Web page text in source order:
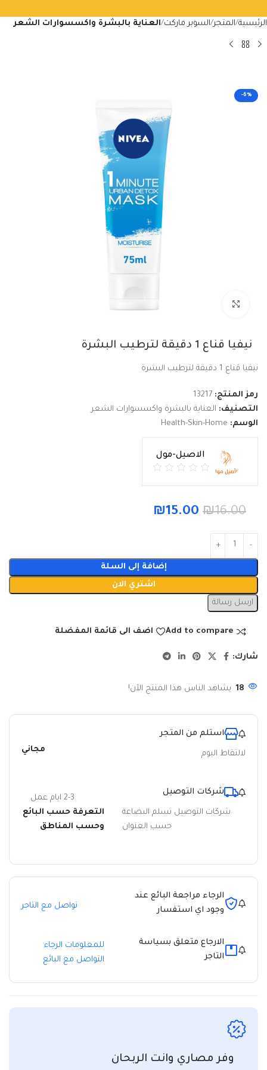
الرئيسية المتجر السوبر ماركت العناية بالبشرة واكسسوارات الشعر
-6%
نيفيا قناع 1 دقيقة لترطيب البشرة
نيفيا قناع 1 دقيقة لترطيب البشرة
رمز المنتج: 13217
التصنيف: العناية بالبشرة واكسسوارات الشعر
الوسم: Health-Skin-Home
الاصيل-مول
₪16.00
₪15.00
إضافة إلى السلة
اشتري الان
ارسل رسالة
Add to compare اضف الى قائمة المفضلة
شارك:
18 يشاهد الناس هذا المنتج الآن!
استلم من المتجر
لالتقاط اليوم مجاني
شركات التوصيل
شركات التوصيل تسلم البضاعة
حسب العنوان
2-3 ايام عمل
التعرفة حسب البائع
وحسب المناطق
الرجاء مراجعة البائع عند
وجود اي استفسار
تواصل مع التاجر
الارجاع متعلق بسياسة
التاجر
للمعلومات الرجاء
التواصل مع البائع
وفر مصاري وانت الربحان